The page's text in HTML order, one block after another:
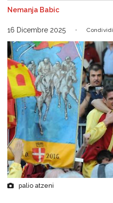
Nemanja Babic
16 Dicembre 2025 Condividi
palio atzeni